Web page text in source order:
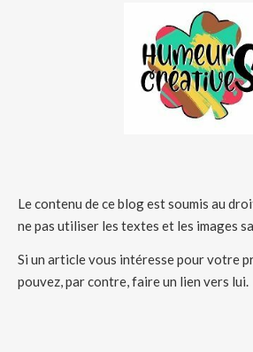
Le contenu de ce blog est soumis au
ne pas utiliser les textes et les images
Si un article vous intéresse pour votre
pouvez, par contre, faire un lien vers lui.